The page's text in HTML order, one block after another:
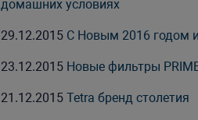
домашних условиях
29.12.2015 С Новым 2016 годом
23.12.2015 Новые фильтры
21.12.2015Tetra бренд столетия